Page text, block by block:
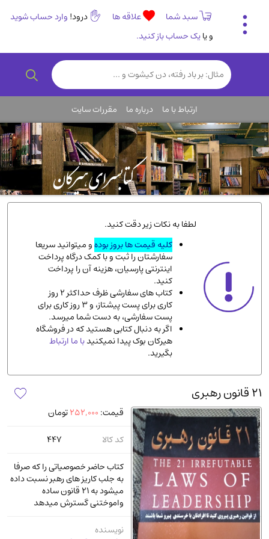
سبد شما علاقه ها درود! وارد حساب شوید
و یایک حساب باز کنید.
تاریخی و فرهنگی
(838)
رمان و داستان ایرانی(307)
روانشناسی(357)
انگلیسی و زبان خارجی(14)
کودکان و نوجوانان(76)
کتب نادر و کمیاب(19)
روانشناسی(112)
طب گیاهی و سنتی(45)
فلسفه و جامعه شناسی(151)
ادبیات و شعر
ادیان و مذاهب
دانشگاهی و آموزشی
اقتصادی، بازاریابی و مالی(56)
پزشکی(140)
کامپیوتر و نرم افزار
ورزشی و تربیت بدنی(34)
آشپزی و خوراکی
سرگرمی و بازی(7)
سیاسی(116)
رمان و داستان خارجی (489)
حقوقی و قانون(47)
کتاب های مصور رنگی و گلاسه(23)
ارتباط با ما درباره ما مقررات سایت
لطفا به نکات زیر دقت کنید.
کلیه قیمت ها بروز بودهو میتوانید سریعا
سفارشتان را ثبت و با کمک درگاه پرداخت
اینترنتی پارسیان، هزینه آن را پرداخت
کنید.
کتاب های سفارشی ظرف حداکثر 2 روز
کاری برای پست پیشتاز، و 3 روز کاری برای
پست سفارشی، به دست شما میرسد.
اگر به دنبال کتابی هستید که در فروشگاه
هیرکان بوک پیدا نمیکنیدبا ما ارتباط
بگیرید.
21 قانون رهبری
قیمت: 252,000تومان
کد کالا
447
کتاب حاضر خصوصیاتی را که صرفا
به جلب کاریز های رهبر نسبت داده
میشود به 21 قانون ساده
واموختنی گسترش میدهد
نویسنده